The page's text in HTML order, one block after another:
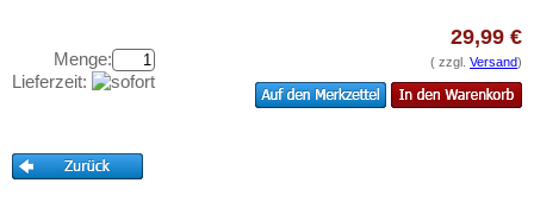
Nagorny Karabach
Nordkorea
Banknotenbriefe
Kataloge
Gutscheine
Menge:
Lieferzeit:
29,99 €
( zzgl. Versand)